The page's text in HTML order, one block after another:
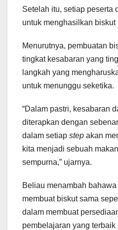
Setelah itu, setiap peserta
untuk menghasilkan biskut
Menurutnya, pembuatan
tingkat kesabaran yang
langkah yang
untuk menunggu seketika.
“Dalam pastri, kesabaran
diterapkan dengan
dalam setiap step akan
kita menjadi sebuah
sempurna,” ujarnya.
Beliau menambah
membuat biskut sama
dalam membuat
pembelajaran yang